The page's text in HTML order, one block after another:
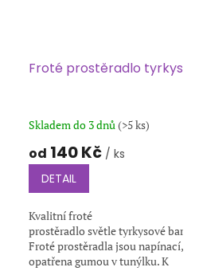
Froté prostěradlo tyrkys
Skladem do 3 dnů(>5 ks)
od 140 Kč / ks
DETAIL
Kvalitní froté
prostěradlo světle tyrkysové barvy.
Froté prostěradla jsou napínací,
opatřena gumou v tunýlku. K